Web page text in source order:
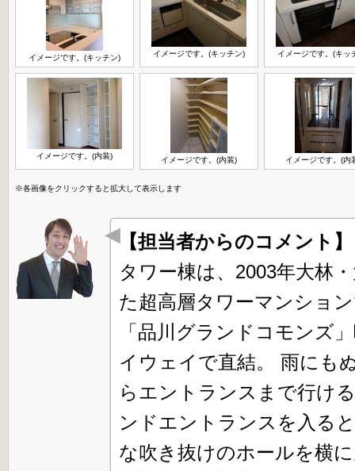
イメージです。(キッチン) イメージです。(キッチン) イメージです。(キッ
イメージです。(内装) イメージです。(内装) イメージです。(内
※各画像をクリックすると拡大して表示します
【担当者からのコメント
タワー棟は、2003年大林
た超高層タワーマンショ
「品川グランドコモンズ
イウェイで直結。 雨にも
らエントランスまで行け
ンドエントランスを入る
な吹き抜けのホールを横